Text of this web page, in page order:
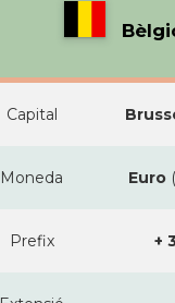
Capital
Moneda Euro(
Prefix +